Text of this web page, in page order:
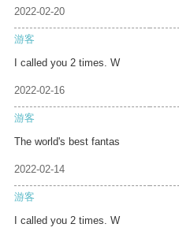
2022-02-20
游客
I called you 2 times. W
2022-02-16
游客
The world's best fantas
2022-02-14
游客
I called you 2 times. W